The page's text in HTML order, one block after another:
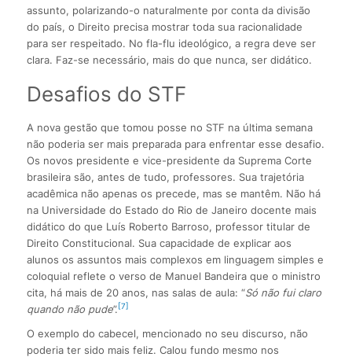
assunto, polarizando-o naturalmente por conta da divisão
do país, o Direito precisa mostrar toda sua racionalidade
para ser respeitado. No fla-flu ideológico, a regra deve ser
clara. Faz-se necessário, mais do que nunca, ser didático.
Desafios do STF
A nova gestão que tomou posse no STF na última semana
não poderia ser mais preparada para enfrentar esse desafio.
Os novos presidente e vice-presidente da Suprema Corte
brasileira são, antes de tudo, professores. Sua trajetória
acadêmica não apenas os precede, mas se mantêm. Não há
na Universidade do Estado do Rio de Janeiro docente mais
didático do que Luís Roberto Barroso, professor titular de
Direito Constitucional. Sua capacidade de explicar aos
alunos os assuntos mais complexos em linguagem simples e
coloquial reflete o verso de Manuel Bandeira que o ministro
cita, há mais de 20 anos, nas salas de aula: “Só não fui claro
quando não pude”. [7]
O exemplo do cabecel, mencionado no seu discurso, não
poderia ter sido mais feliz. Calou fundo mesmo nos